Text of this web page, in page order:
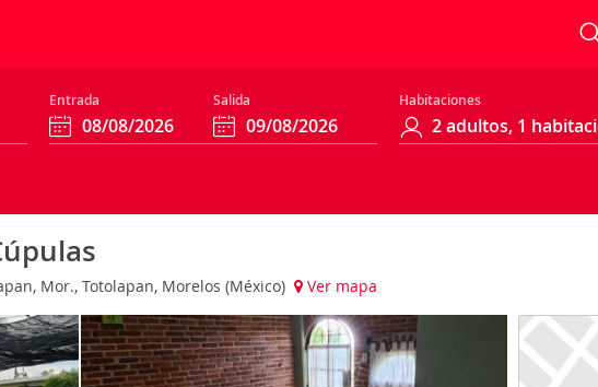
Entrada Salida Habitaciones
Mor., Totolapan, Morelos (México) Ver mapa